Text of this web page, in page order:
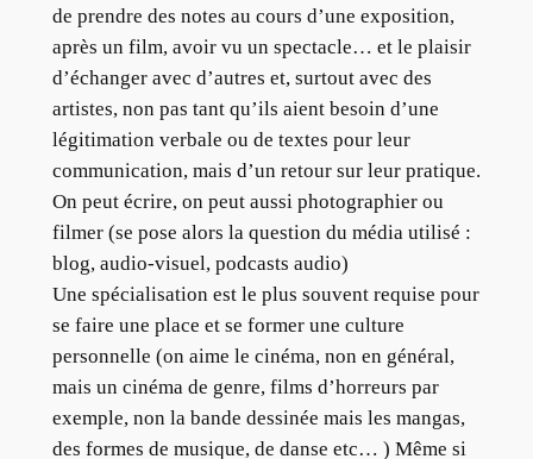
de prendre des notes au cours d’une exposition,
après un film, avoir vu un spectacle… et le plaisir
d’échanger avec d’autres et, surtout avec des
artistes, non pas tant qu’ils aient besoin d’une
légitimation verbale ou de textes pour leur
communication, mais d’un retour sur leur pratique.
On peut écrire, on peut aussi photographier ou
filmer (se pose alors la question du média utilisé :
blog, audio-visuel, podcasts audio)
Une spécialisation est le plus souvent requise pour
se faire une place et se former une culture
personnelle (on aime le cinéma, non en général,
mais un cinéma de genre, films d’horreurs par
exemple, non la bande dessinée mais les mangas,
des formes de musique, de danse etc… ) Même si